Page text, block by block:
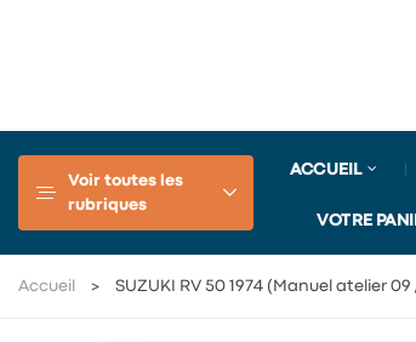
Voir toutes les
rubriques
ACCUEIL
VOTRE
Accueil SUZUKI RV 50 1974 (Manuel atelier 09